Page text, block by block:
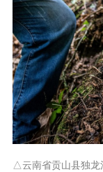
△云南省贡山县独龙